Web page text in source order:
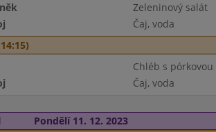
Zeleninový salát
Čaj, voda
Chléb s
Čaj, voda
Pondělí 11. 12. 2023